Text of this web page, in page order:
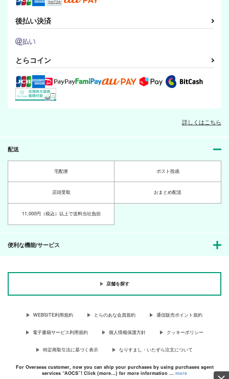
後払い決済
とらコイン
詳しくはこちら
配送
宅配便 ポスト投函
店頭受取 おまとめ配送
11,000円（税込）以上で送料当社負担
便利な機能/サービス
店舗を探す
WEBSITE利用規約 とらのあな会員規約 通信販売ポイント規約
電子書籍サービス利用規約 個人情報保護方針 クッキーポリシー
特定商取引法に基づく表示 なりすまし・いたずら注文について
For Overseas customer, now you can ship your purchases by using purchases agent
services “AOCS”! Click {more…} for more information … more